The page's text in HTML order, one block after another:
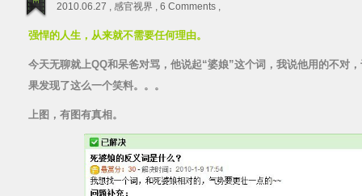
2010.06.27 , 感官视界 , 6 Comments ,
强悍的人生，从来就不需要任何理由。
今天无聊就上QQ和呆爸对骂，他说起“婆娘”这个词，我说他用的不对
果发现了这么一个笑料。。。
上图，有图有真相。